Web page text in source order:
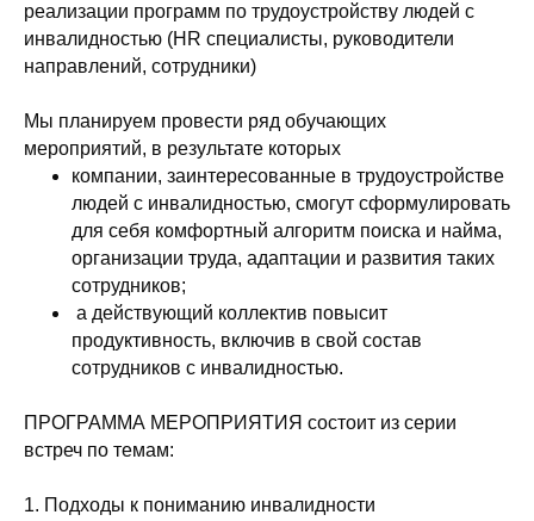
реализации программ по трудоустройству людей с
инвалидностью (HR специалисты, руководители
направлений, сотрудники)
Мы планируем провести ряд обучающих
мероприятий, в результате которых
компании, заинтересованные в трудоустройстве
людей с инвалидностью, смогут сформулировать
для себя комфортный алгоритм поиска и найма,
организации труда, адаптации и развития таких
сотрудников;
а действующий коллектив повысит
продуктивность, включив в свой состав
сотрудников с инвалидностью.
ПРОГРАММА МЕРОПРИЯТИЯ состоит из серии
встреч по темам:
1. Подходы к пониманию инвалидности